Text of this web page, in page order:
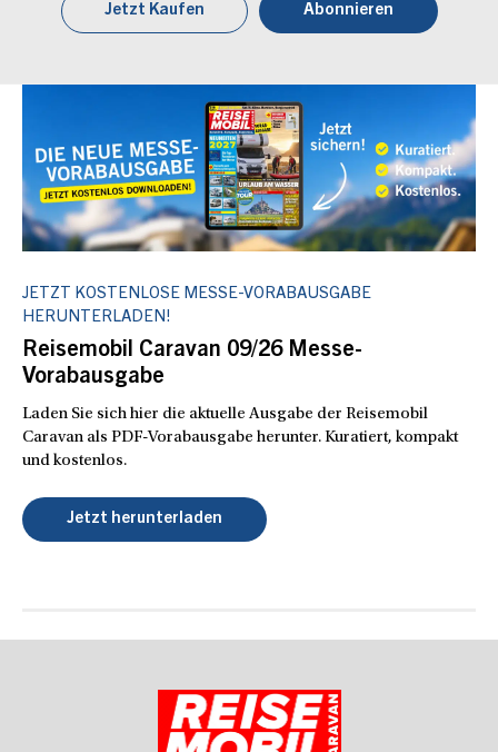
Jetzt Kaufen Abonnieren
JETZT KOSTENLOSE MESSE-VORABAUSGABE
HERUNTERLADEN!
Reisemobil Caravan 09/26 Messe-
Vorabausgabe
Laden Sie sich hier die aktuelle Ausgabe der Reisemobil
Caravan als PDF-Vorabausgabe herunter. Kuratiert, kompakt
und kostenlos.
Jetzt herunterladen